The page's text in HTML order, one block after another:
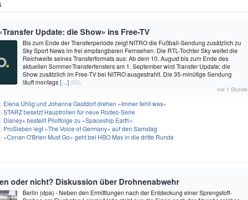
Update: die Show» ins Free-TV
Bis zum Ende der Transferperiode zeigt NITRO die Fußball-Sendung zusätzlich zu
Sky Sport News im frei empfangbaren Fernsehen. Die RTL-Tochter Sky weitet die
Reichweite seines Transferformats aus: Ab dem 10. August bis zum Ende des
aktuellen Sommer-Transferfensters am 1. September wird Transfer Update: die
Show zusätzlich im Free-TV bei NITRO ausgestrahlt. Die 35-minütige Sendung
läuft montags[…] (00)
vor 1 Stunde
Elena Uhlig und Johanna Gastdorf drehen «Immer fehlt was»
STARZ besetzt Hauptrollen für neue Rodeo-Serie
Disney+ bestellt Pilotfolge zu «Spaceship Earth»
ProSieben legt «The Voice of Germany» auf den Samstag
«Conan O'Brien Must Go» geht bei HBO Max in die dritte Runde
oder nicht? Diskussion über Drohnenabwehr
Berlin (dpa) - Neben den Ermittlungen nach der Entdeckung einer Sprengstoff-